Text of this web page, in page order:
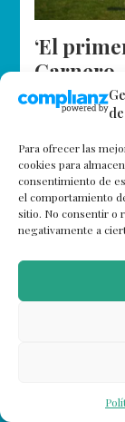
Para ofrecer las
cookies para
consentimiento de
el comportamiento
sitio. No consentir o
negativamente a
‘El
Carnero
Qué asombro
ya, en la
monte sobre
Catalina.